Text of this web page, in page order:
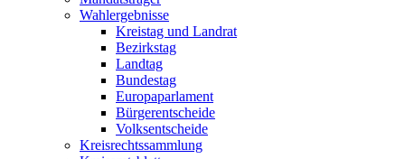
Wahlergebnisse
Kreistag und Landrat
Bezirkstag
Landtag
Bundestag
Europaparlament
Bürgerentscheide
Volksentscheide
Kreisrechtssammlung